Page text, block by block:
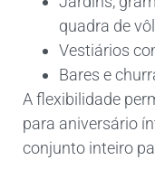
quadra de
Vestiários
Bares e
A flexibilidade
para aniversário
conjunto inteiro